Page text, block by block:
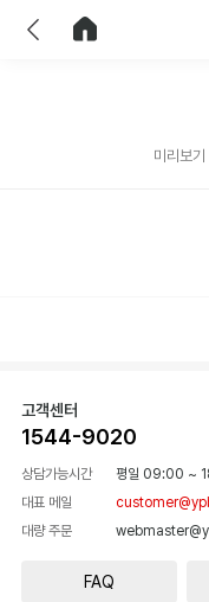
미리보기
고객센터
1544-9020
상담가능시간 평일 09:00 ~
대표 메일
대량 주문
FAQ